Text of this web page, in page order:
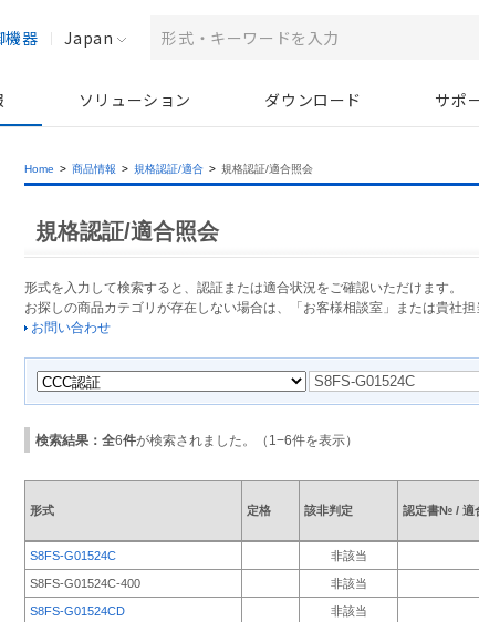
機器 Japan
ソリューション ダウンロード サポ
Home > 商品情報 > 規格認証/適合 > 規格認証/適合照会
規格認証/適合照会
形式を入力して検索すると、認証または適合状況をご確認いただけます。
お探しの商品カテゴリが存在しない場合は、「お客様相談室」または貴社
お問い合わせ
検索結果：全6件が検索されました。（ 1 −6件を表示）
形式 定格 該非判定 認定書№ / 適
S8FS-G01524C 非該当
S8FS-G01524C-400 非該当
S8FS-G01524CD 非該当